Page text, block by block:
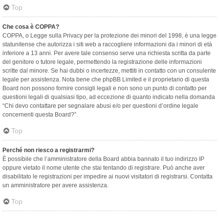
Top
Che cosa è COPPA?
COPPA, o Legge sulla Privacy per la protezione dei minori del 1998, è una legge
statunitense che autorizza i siti web a raccogliere informazioni da i minori di età
inferiore a 13 anni. Per avere tale consenso serve una richiesta scritta da parte
del genitore o tutore legale, permettendo la registrazione delle informazioni
scritte dal minore. Se hai dubbi o incertezze, mettiti in contatto con un consulente
legale per assistenza. Nota bene che phpBB Limited e il proprietario di questa
Board non possono fornire consigli legali e non sono un punto di contatto per
questioni legali di qualsiasi tipo, ad eccezione di quanto indicato nella domanda
“Chi devo contattare per segnalare abusi e/o per questioni d’ordine legale
concernenti questa Board?”.
Top
Perché non riesco a registrarmi?
È possibile che l’amministratore della Board abbia bannato il tuo indirizzo IP
oppure vietato il nome utente che stai tentando di registrare. Può anche aver
disabilitato le registrazioni per impedire ai nuovi visitatori di registrarsi. Contatta
un amministratore per avere assistenza.
Top